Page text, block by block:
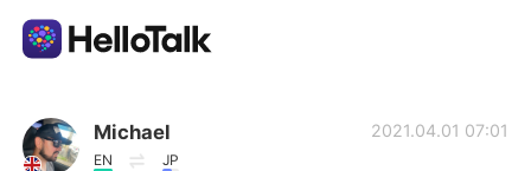
語言交換應用
Michael
EN JP
2021.04.01 07:01